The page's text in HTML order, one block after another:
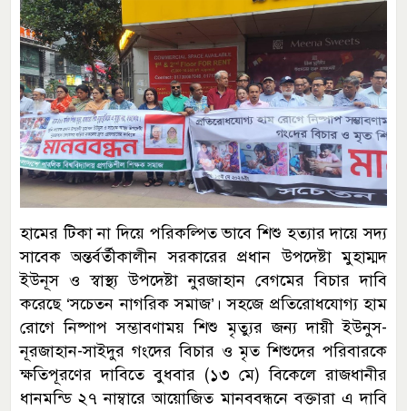
হামের টিকা না দিয়ে পরিকল্পিত ভাবে শিশু হত্যার দায়ে সদ্য
সাবেক অন্তর্বর্তীকালীন সরকারের প্রধান উপদেষ্টা মুহাম্মদ
ইউনূস ও স্বাস্থ্য উপদেষ্টা নুরজাহান বেগমের বিচার দাবি
করেছে ‘সচেতন নাগরিক সমাজ’। সহজে প্রতিরোধযোগ্য হাম
রোগে নিষ্পাপ সম্ভাবণাময় শিশু মৃত্যুর জন্য দায়ী ইউনুস-
নূরজাহান-সাইদুর গংদের বিচার ও মৃত শিশুদের পরিবারকে
ক্ষতিপূরণের দাবিতে বুধবার (১৩ মে) বিকেলে রাজধানীর
ধানমন্ডি ২৭ নাম্বারে আয়োজিত মানববন্ধনে বক্তারা এ দাবি